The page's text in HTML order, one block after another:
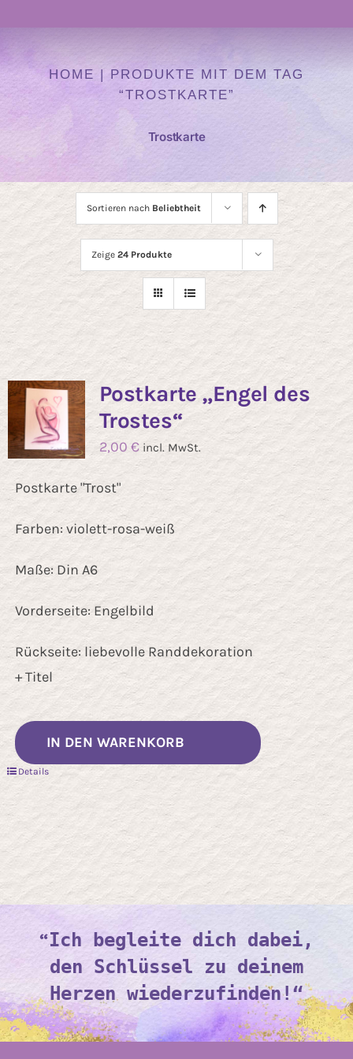
Navigation
Atelier
Kurse
Auftragskunst
Kunst Onlineshop
Über mich
Kontakt
HOME | PRODUKTE MIT DEM TAG
“TROSTKARTE”
Trostkarte
Sortieren nach Beliebtheit
Zeige 24 Produkte
Postkarte „Engel des
Trostes“
2,00 € incl. MwSt.
Postkarte "Trost"
Farben: violett-rosa-weiß
Maße: Din A6
Vorderseite: Engelbild
Rückseite: liebevolle Randdekoration
+ Titel
IN DEN WARENKORB
Details
“Ich begleite dich dabei,
den Schlüssel zu deinem
Herzen wiederzufinden!“